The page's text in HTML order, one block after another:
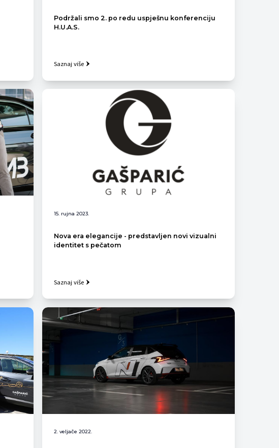
Podržali smo 2. po redu uspješnu konferenciju
H.U.A.S.
Saznaj više
15. rujna 2023.
Nova era elegancije - predstavljen novi vizualni
identitet s pečatom
Saznaj više
2. veljače 2022.